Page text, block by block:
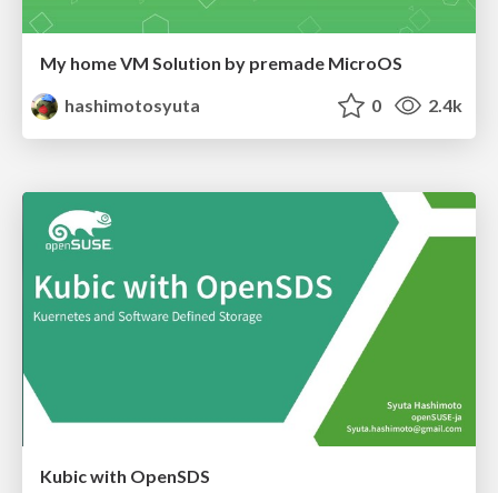
My home VM Solution by premade MicroOS
hashimotosyuta
0 2.4k
Kubic with OpenSDS